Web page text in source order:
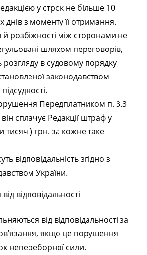
у строк не більше 10
днів з моменту її отримання.
розбіжності між сторонами не
шляхом переговорів,
розгляду в судовому порядку
законодавством
Передплатником п. 3.3
сплачує Редакції штраф у
тисячі) грн. за кожне таке
відповідальність згідно з
України.
відповідальності
від відповідальності за
якщо це порушення
непереборної сили.